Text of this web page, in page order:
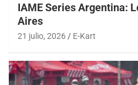
IAME Series Argentina:
Aires
21 julio, 2026 E-Kart